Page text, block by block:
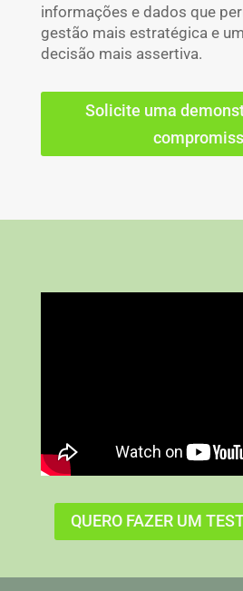
informações e dados que
gestão mais estratégica e
decisão mais assertiva.
Solicite uma
QUERO FAZER UM